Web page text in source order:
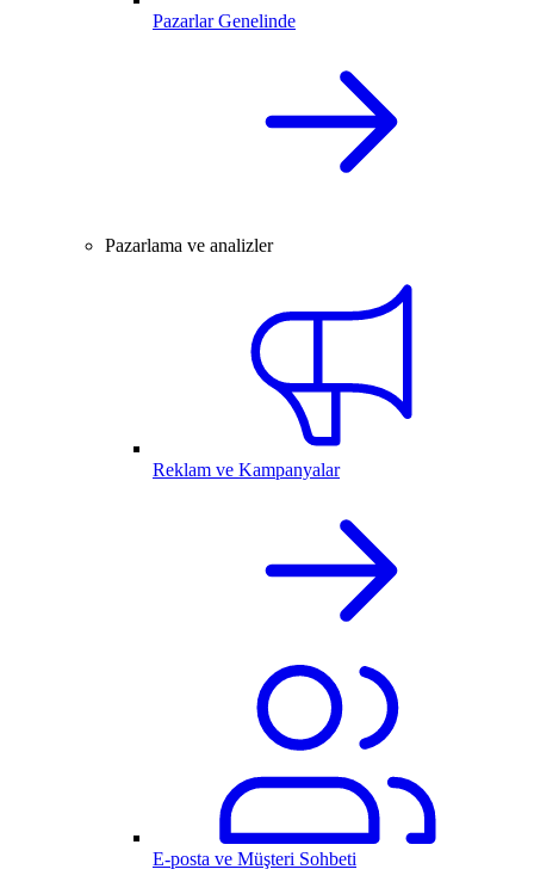
Pazarlar Genelinde
Pazarlama ve analizler
Reklam ve Kampanyalar
E-posta ve Müşteri Sohbeti